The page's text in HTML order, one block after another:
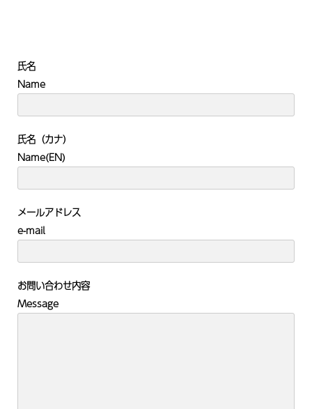
氏名
Name
氏名（カナ）
Name(EN)
メールアドレス
e-mail
お問い合わせ内容
Message